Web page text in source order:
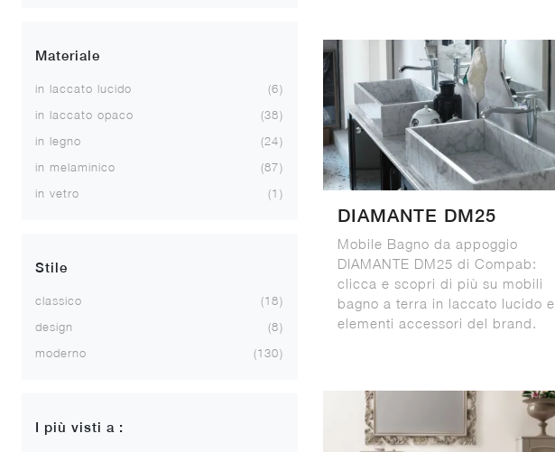
Materiale
in laccato lucido
6
in laccato opaco
38
in legno
24
in melaminico
87
in vetro
1
Stile
classico
18
design
8
moderno
130
I più visti a :
DIAMANTE DM25
Mobile Bagno da appoggio
DIAMANTE DM25 di Compab:
clicca e scopri di più su mobili
bagno a terra in laccato lucido e
elementi accessori del brand.